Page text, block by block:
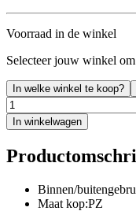
Voorraad in de winkel
Selecteer jouw winkel
In welke winkel te koop?
In winkelwagen
Binnen/
Maat kop:PZ